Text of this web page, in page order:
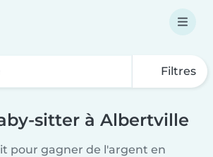
Filtres
sitter à Albertville
pour gagner de l'argent en